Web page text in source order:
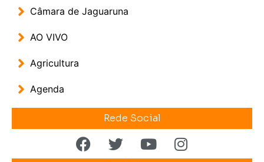
Câmara de Jaguaruna
AO VIVO
Agricultura
Agenda
Rede Social